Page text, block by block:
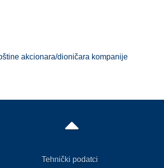
akcionara/dioničara kompanije
Tehnički podatci